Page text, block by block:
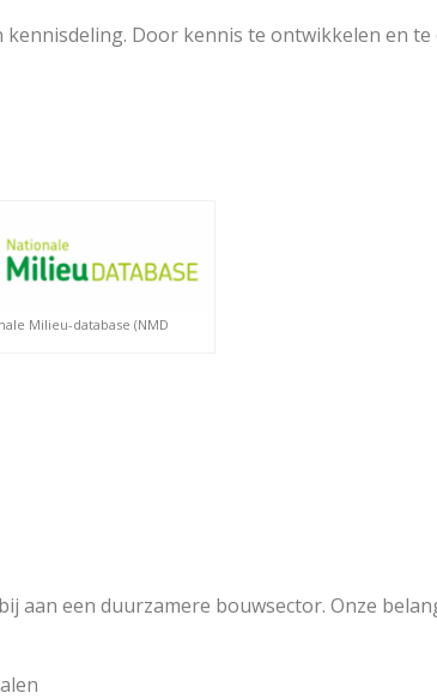
Door kennis te ontwikkelen en
Milieu-database (NMD
aan een duurzamere bouwsector. Onze